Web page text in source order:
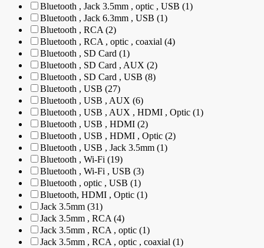
Bluetooth , Jack 3.5mm , optic , USB (1)
Bluetooth , Jack 6.3mm , USB (1)
Bluetooth , RCA (2)
Bluetooth , RCA , optic , coaxial (4)
Bluetooth , SD Card (1)
Bluetooth , SD Card , AUX (2)
Bluetooth , SD Card , USB (8)
Bluetooth , USB (27)
Bluetooth , USB , AUX (6)
Bluetooth , USB , AUX , HDMI , Optic (1)
Bluetooth , USB , HDMI (2)
Bluetooth , USB , HDMI , Optic (2)
Bluetooth , USB , Jack 3.5mm (1)
Bluetooth , Wi-Fi (19)
Bluetooth , Wi-Fi , USB (3)
Bluetooth , optic , USB (1)
Bluetooth, HDMI , Optic (1)
Jack 3.5mm (31)
Jack 3.5mm , RCA (4)
Jack 3.5mm , RCA , optic (1)
Jack 3.5mm , RCA , optic , coaxial (1)